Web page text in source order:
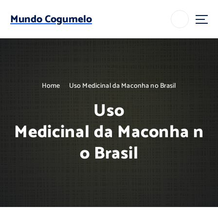
p
Mundo Cogumelo
Home Uso Medicinal da Maconha no Brasil
Uso
Medicinal da Maconha n
o Brasil